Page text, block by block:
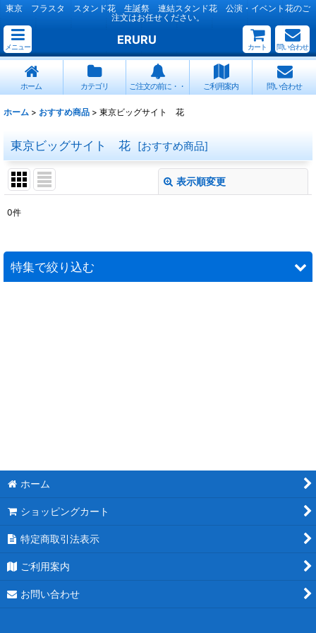
東京 フラスタ スタンド花 生誕祭 連結スタンド花 公演・イベント花のご
注文はお任せください。
メニュー
ERURU
カート 問い合わせ
ホーム カテゴリ ご注文の前に・・ ご利用案内 問い合わせ
ホーム > おすすめ商品 > 東京ビッグサイト 花
東京ビッグサイト 花 [おすすめ商品]
表示順変更
並び順 :
0件
特集で絞り込む
パープル
グリーン
ホーム
ショッピングカート
特定商取引法表示
ご利用案内
お問い合わせ